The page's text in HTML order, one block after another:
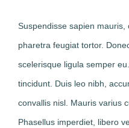
Suspendisse sapien
pharetra feugiat tortor.
scelerisque ligula semper
tincidunt. Duis leo nibh,
convallis nisl. Mauris varius
Phasellus imperdiet, libero